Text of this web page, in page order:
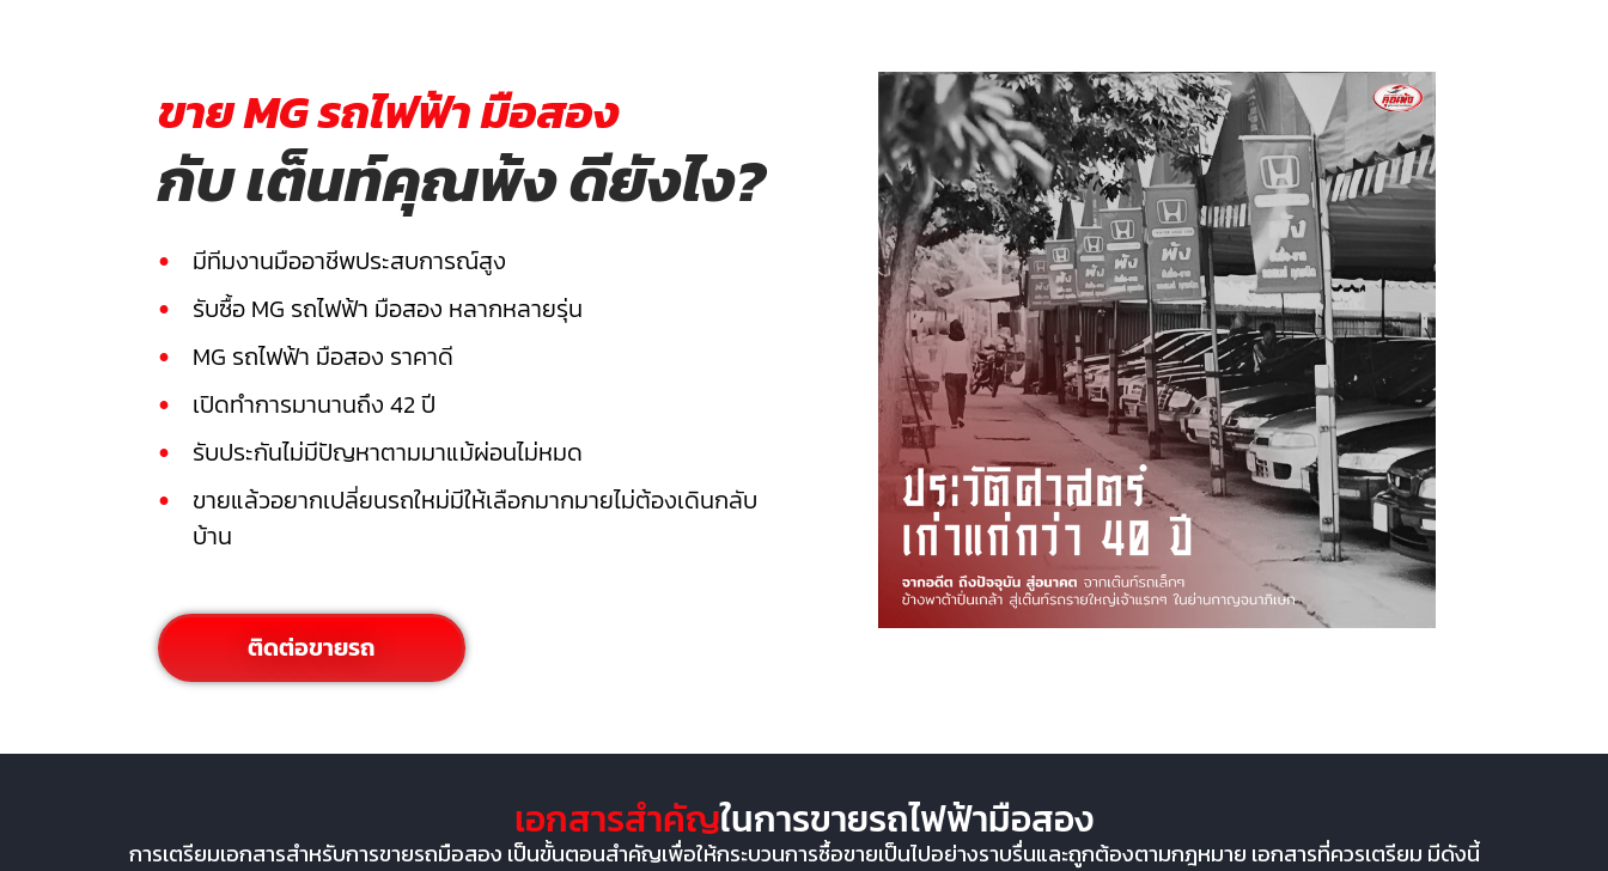
ขาย MG รถไฟฟ้า มือสอง
กับ เต็นท์คุณพ้ง ดียังไง?
มีทีมงานมืออาชีพประสบการณ์สูง
รับซื้อ MG รถไฟฟ้า มือสอง หลากหลายรุ่น
MG รถไฟฟ้า มือสอง ราคาดี
เปิดทำการมานานถึง 42 ปี
รับประกันไม่มีปัญหาตามมาแม้ผ่อนไม่หมด
ขายแล้วอยากเปลี่ยนรถใหม่มีให้เลือกมากมายไม่ต้องเดินกลับ
บ้าน
ติดต่อขายรถ
เอกสารสำคัญในการขายรถไฟฟ้ามือสอง
การเตรียมเอกสารสำหรับการขายรถมือสอง เป็นขั้นตอนสำคัญเพื่อให้กระบวนการซื้อขายเป็นไปอย่างราบรื่นและถูกต้องตามกฎหมาย เอกสารที่ควรเตรียม มีดังนี้